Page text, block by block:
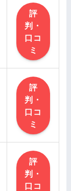
評
判・
口コ
ミ
評
判・
口コ
ミ
評
判・
口コ